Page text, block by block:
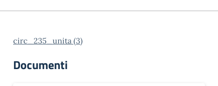
circ_235_unita (3)
Documenti